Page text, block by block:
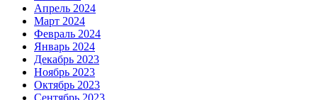
Апрель 2024
Март 2024
Февраль 2024
Январь 2024
Декабрь 2023
Ноябрь 2023
Октябрь 2023
Сентябрь 2023